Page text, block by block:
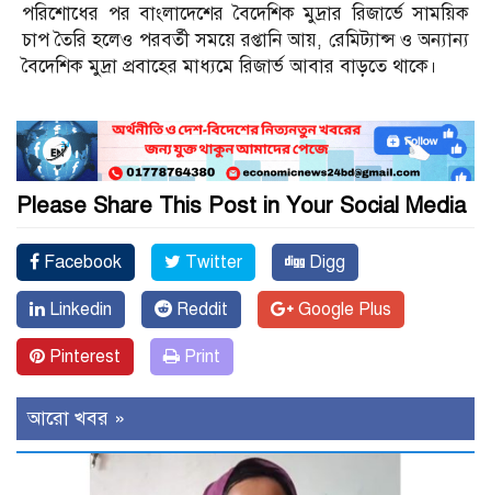
পরিশোধের পর বাংলাদেশের বৈদেশিক মুদ্রার রিজার্ভে সাময়িক
চাপ তৈরি হলেও পরবর্তী সময়ে রপ্তানি আয়, রেমিট্যান্স ও অন্যান্য
বৈদেশিক মুদ্রা প্রবাহের মাধ্যমে রিজার্ভ আবার বাড়তে থাকে।
Please Share This Post in Your Social Media
Facebook Twitter Digg
Linkedin Reddit Google Plus
Pinterest Print
আরো খবর »